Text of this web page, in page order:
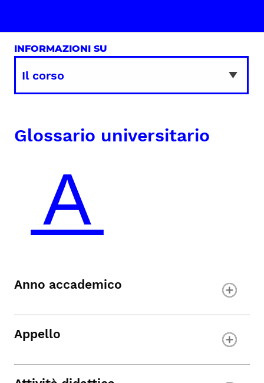
INFORMAZIONI SU
Glossario universitario
Anno accademico
Appello